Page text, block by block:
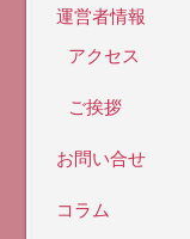
運営者情報
アクセス
ご挨拶
お問い合せ
コラム